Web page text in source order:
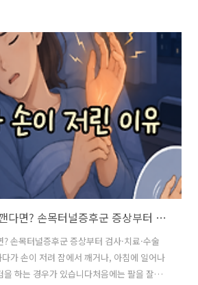
기 쉽습니다하지만 팔을 올릴 때 나타나는
라 회전근개 질환이나 석회성건염 등 여러 원
오십견과 회전근개파열은 모두 어깨가 아
있어 헷갈리기 쉽습니다그렇다면 두 질환
을 올릴 때 어깨가 아픈 이유는 하나가 아닙
직일..
자다가 손이 저려서 깬다면? 손목터널증후군 증상부터 검사·치료까지
손목터널증후군 증상부터 검사·치료·수술
가 손이 저려 잠에서 깨거나, 아침에 일어나
을 하는 경우가 있습니다처음에는 팔을 잘못